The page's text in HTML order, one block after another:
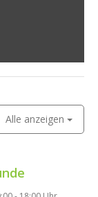
Alle anzeigen